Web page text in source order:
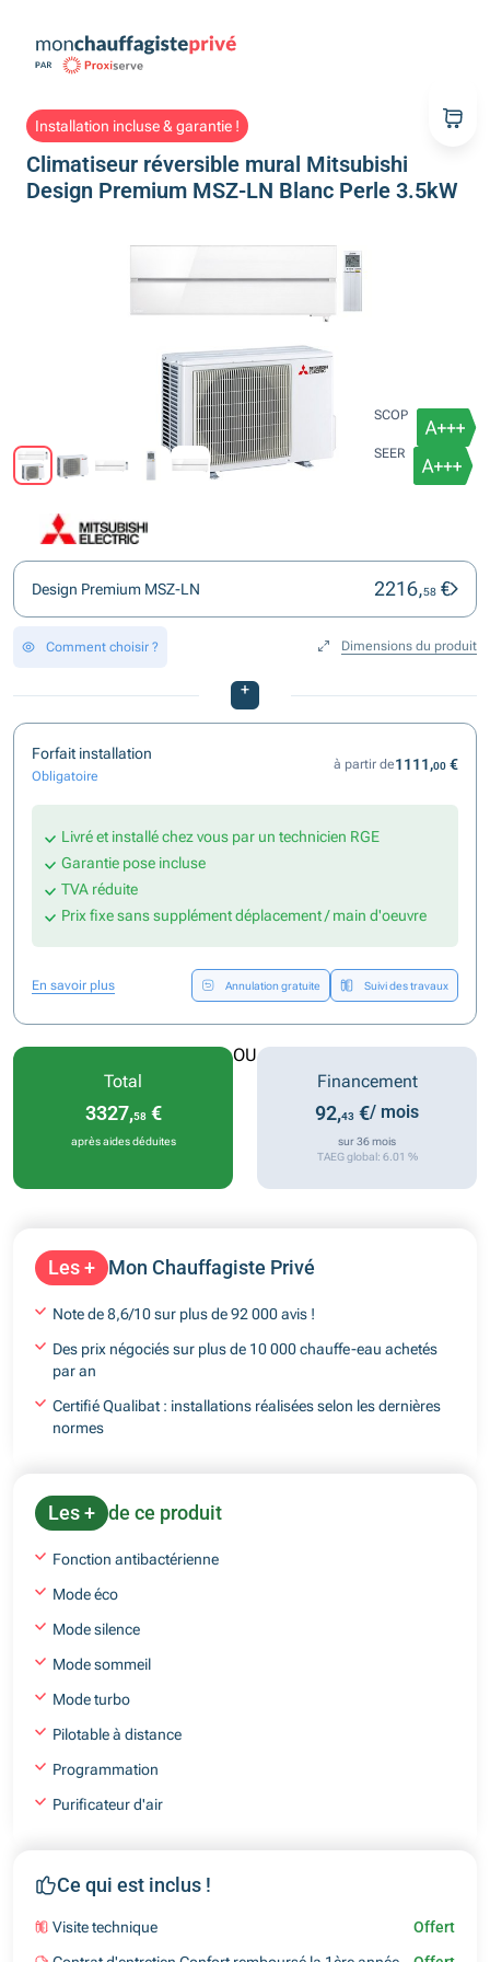
Installation incluse & garantie !
Climatiseur réversible mural Mitsubishi
Design Premium MSZ-LN Blanc Perle 3.5kW
SCOP
SEER
Design Premium MSZ-LN 2216,58 €
Comment choisir ? Dimensions du produit
+
Forfait installation
Obligatoire
à partir de1111,00 €
Livré et installé chez vous par un technicien RGE
Garantie pose incluse
TVA réduite
Prix fixe sans supplément déplacement / main d'oeuvre
En savoir plus Annulation gratuite Suivi des travaux
Les + Mon Chauffagiste Privé
Note de 8,6/10 sur plus de 92 000 avis !
Des prix négociés sur plus de 10 000 chauffe-eau achetés
par an
Certifié Qualibat : installations réalisées selon les dernières
normes
Les + de ce produit
Fonction antibactérienne
Mode éco
Mode silence
Mode sommeil
Mode turbo
Pilotable à distance
Programmation
Purificateur d'air
Ce qui est inclus !
Visite technique
Offert
Total
3327,58€
après aides déduites
OU
Financement
92,43 €/ mois
sur 36 mois
TAEG global: 6.01 %